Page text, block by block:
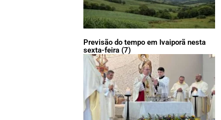
Previsão do tempo em Ivaiporã nesta
sexta-feira (7)